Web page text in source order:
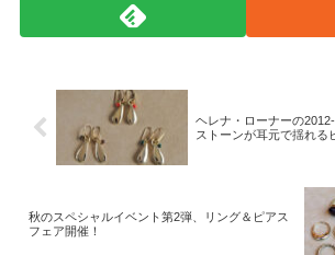
ヘレナ・ローナーの
ストーンが耳元で揺れる
秋のスペシャルイベント第2弾、リング＆ピアス
フェア開催！